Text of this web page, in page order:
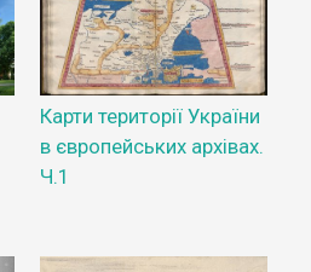
Карти території України
в європейських архівах.
Ч.1